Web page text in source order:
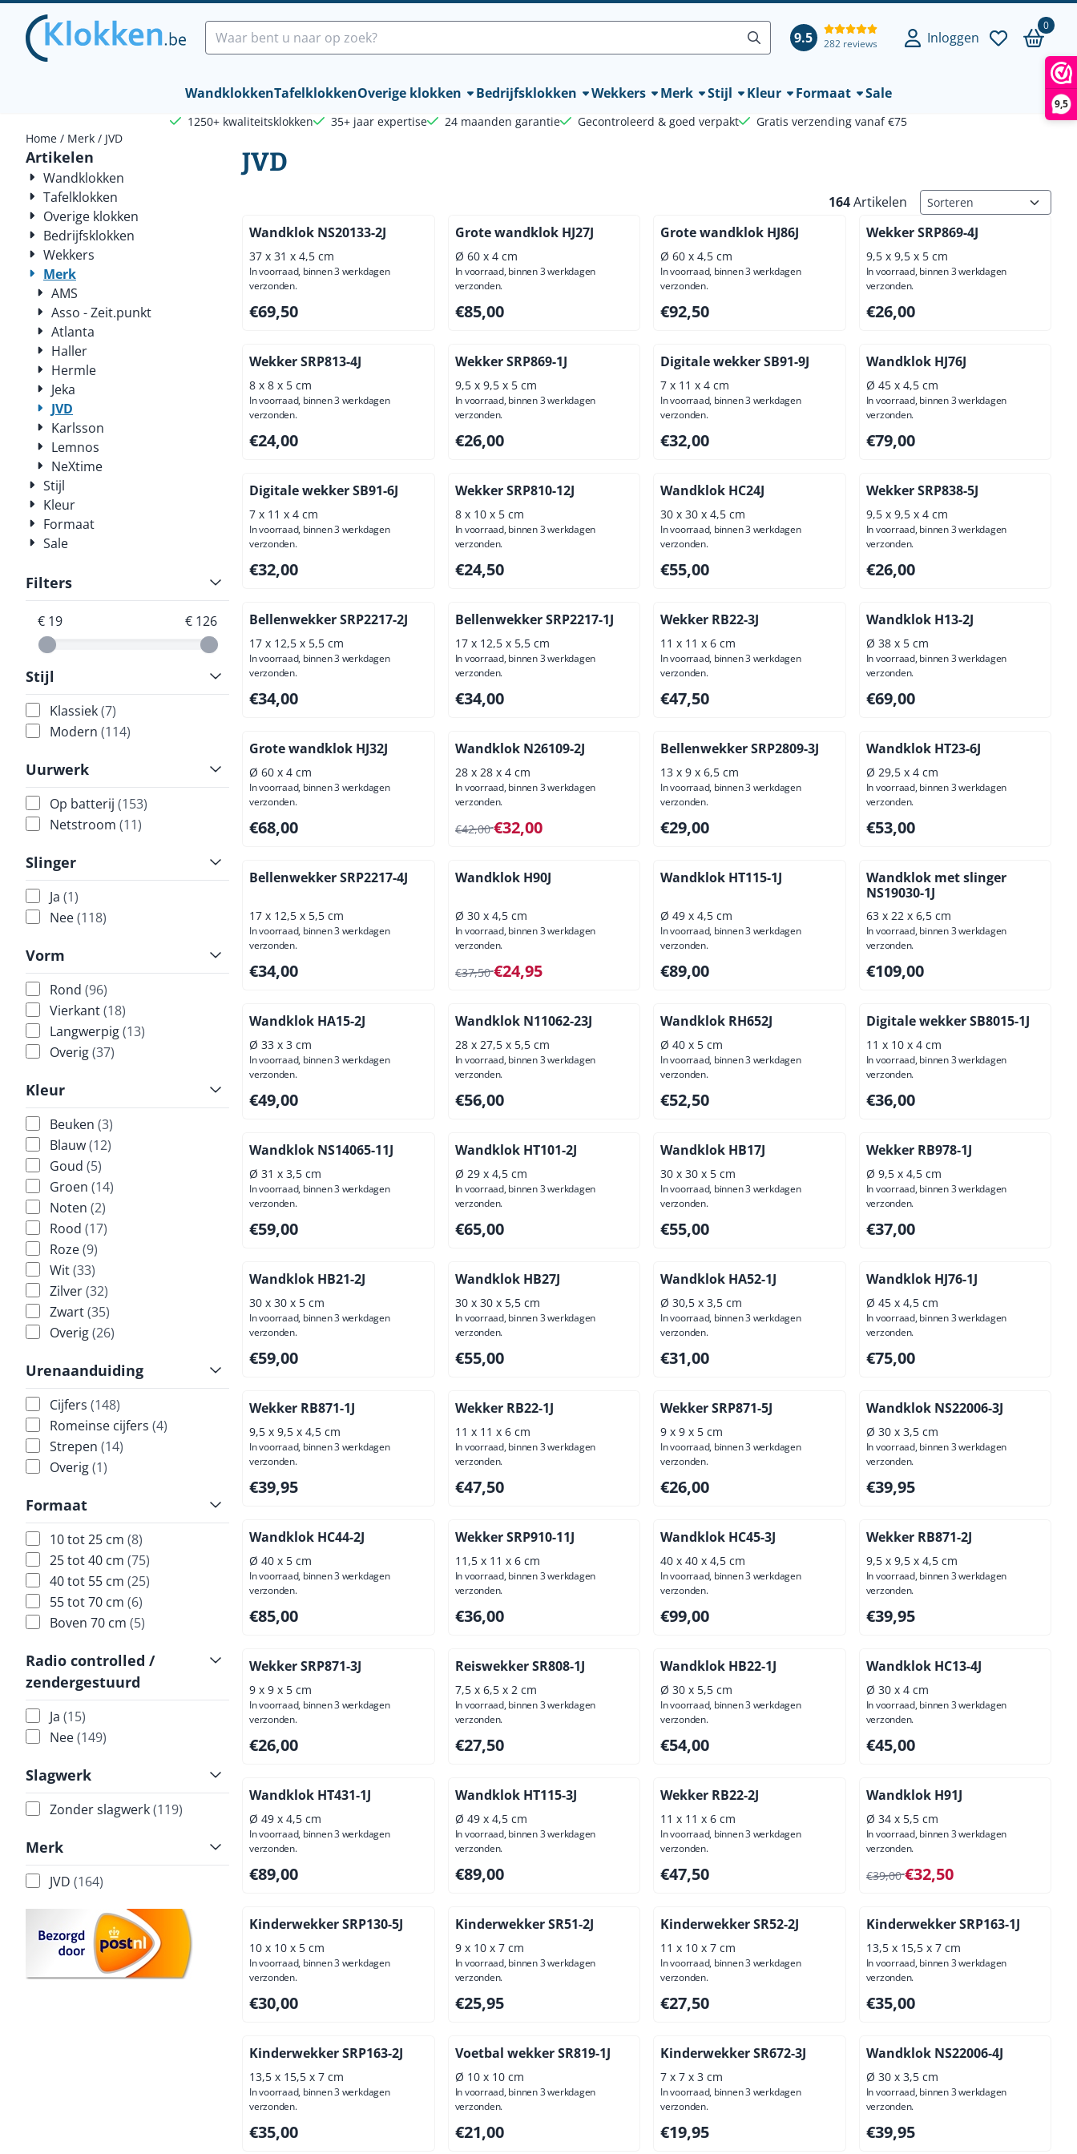
9,5
Cookievoorkeuren zijn beschikbaar. Kies instellingen of sta alle cookies toe.
Zoeken
9.5 282 reviews Inloggen
0
WandklokkenTafelklokkenOverige klokken Bedrijfsklokken Wekkers Merk Stijl Kleur Formaat Sale
1250+ kwaliteitsklokken 35+ jaar expertise 24 maanden garantie Gecontroleerd & goed verpakt
Gratis verzending vanaf €75
Home / Merk / JVD
Artikelen
Wandklokken
Tafelklokken
Overige klokken
Bedrijfsklokken
Wekkers
Merk
AMS
Asso - Zeit.punkt
Atlanta
Haller
Hermle
Jeka
JVD
Karlsson
Lemnos
NeXtime
Stijl
Kleur
Formaat
Sale
Filters
€ 19 € 126
Stijl
Klassiek(7)
Modern (114)
Uurwerk
Op batterij (153)
Netstroom (11)
Slinger
Ja (1)
Nee(118)
Vorm
Rond (96)
Vierkant(18)
Langwerpig(13)
Overig(37)
Kleur
Beuken (3)
Blauw(12)
Goud (5)
Groen (14)
Noten (2)
Rood (17)
Roze(9)
Wit(33)
Zilver(32)
Zwart(35)
Overig(26)
Urenaanduiding
Cijfers (148)
Romeinse cijfers (4)
Strepen (14)
Overig(1)
Formaat
10 tot 25 cm (8)
25 tot 40 cm (75)
40 tot 55 cm (25)
55 tot 70 cm (6)
Boven 70 cm (5)
Radio controlled /
zendergestuurd
Ja (15)
Nee(149)
Slagwerk
Zonder slagwerk(119)
Merk
JVD (164)
JVD
164Artikelen
Sorteermethode
Wandklok NS20133-2J
37 x 31 x 4,5 cm
In voorraad, binnen 3 werkdagen
verzonden.
Prijs: 69,50, exclusief btw: 57,44
€69,50
Grote wandklok HJ27J
Ø 60 x 4 cm
In voorraad, binnen 3 werkdagen
verzonden.
Prijs: 85,00, exclusief btw: 70,25
€85,00
Grote wandklok HJ86J
Ø 60 x 4,5 cm
In voorraad, binnen 3 werkdagen
verzonden.
Prijs: 92,50, exclusief btw: 76,45
€92,50
Wekker SRP869-4J
9,5 x 9,5 x 5 cm
In voorraad, binnen 3 werkdagen
verzonden.
Prijs: 26,00, exclusief btw: 21,49
€26,00
Wekker SRP813-4J
8 x 8 x 5 cm
In voorraad, binnen 3 werkdagen
verzonden.
Prijs: 24,00, exclusief btw: 19,83
€24,00
Wekker SRP869-1J
9,5 x 9,5 x 5 cm
In voorraad, binnen 3 werkdagen
verzonden.
Prijs: 26,00, exclusief btw: 21,49
€26,00
Digitale wekker SB91-9J
7 x 11 x 4 cm
In voorraad, binnen 3 werkdagen
verzonden.
Prijs: 32,00, exclusief btw: 26,45
€32,00
Wandklok HJ76J
Ø 45 x 4,5 cm
In voorraad, binnen 3 werkdagen
verzonden.
Prijs: 79,00, exclusief btw: 65,29
€79,00
Digitale wekker SB91-6J
7 x 11 x 4 cm
In voorraad, binnen 3 werkdagen
verzonden.
Prijs: 32,00, exclusief btw: 26,45
€32,00
Wekker SRP810-12J
8 x 10 x 5 cm
In voorraad, binnen 3 werkdagen
verzonden.
Prijs: 24,50, exclusief btw: 20,25
€24,50
Wandklok HC24J
30 x 30 x 4,5 cm
In voorraad, binnen 3 werkdagen
verzonden.
Prijs: 55,00, exclusief btw: 45,45
€55,00
Wekker SRP838-5J
9,5 x 9,5 x 4 cm
In voorraad, binnen 3 werkdagen
verzonden.
Prijs: 26,00, exclusief btw: 21,49
€26,00
Bellenwekker SRP2217-2J
17 x 12,5 x 5,5 cm
In voorraad, binnen 3 werkdagen
verzonden.
Prijs: 34,00, exclusief btw: 28,10
€34,00
Bellenwekker SRP2217-1J
17 x 12,5 x 5,5 cm
In voorraad, binnen 3 werkdagen
verzonden.
Prijs: 34,00, exclusief btw: 28,10
€34,00
Wekker RB22-3J
11 x 11 x 6 cm
In voorraad, binnen 3 werkdagen
verzonden.
Prijs: 47,50, exclusief btw: 39,26
€47,50
Wandklok H13-2J
Ø 38 x 5 cm
In voorraad, binnen 3 werkdagen
verzonden.
Prijs: 69,00, exclusief btw: 57,02
€69,00
Grote wandklok HJ32J
Ø 60 x 4 cm
In voorraad, binnen 3 werkdagen
verzonden.
Prijs: 68,00, exclusief btw: 56,20
€68,00
Wandklok N26109-2J
28 x 28 x 4 cm
In voorraad, binnen 3 werkdagen
verzonden.
Van 42,00 voor 32,00, exclusief btw: 26,45
€42,00€32,00
Bellenwekker SRP2809-3J
13 x 9 x 6,5 cm
In voorraad, binnen 3 werkdagen
verzonden.
Prijs: 29,00, exclusief btw: 23,97
€29,00
Wandklok HT23-6J
Ø 29,5 x 4 cm
In voorraad, binnen 3 werkdagen
verzonden.
Prijs: 53,00, exclusief btw: 43,80
€53,00
Bellenwekker SRP2217-4J
17 x 12,5 x 5,5 cm
In voorraad, binnen 3 werkdagen
verzonden.
Prijs: 34,00, exclusief btw: 28,10
€34,00
Wandklok H90J
Ø 30 x 4,5 cm
In voorraad, binnen 3 werkdagen
verzonden.
Van 37,50 voor 24,95, exclusief btw: 20,62
€37,50€24,95
Wandklok HT115-1J
Ø 49 x 4,5 cm
In voorraad, binnen 3 werkdagen
verzonden.
Prijs: 89,00, exclusief btw: 73,55
€89,00
Wandklok met slinger
NS19030-1J
63 x 22 x 6,5 cm
In voorraad, binnen 3 werkdagen
verzonden.
Prijs: 109,00, exclusief btw: 90,08
€109,00
Wandklok HA15-2J
Ø 33 x 3 cm
In voorraad, binnen 3 werkdagen
verzonden.
Prijs: 49,00, exclusief btw: 40,50
€49,00
Wandklok N11062-23J
28 x 27,5 x 5,5 cm
In voorraad, binnen 3 werkdagen
verzonden.
Prijs: 56,00, exclusief btw: 46,28
€56,00
Wandklok RH652J
Ø 40 x 5 cm
In voorraad, binnen 3 werkdagen
verzonden.
Prijs: 52,50, exclusief btw: 43,39
€52,50
Digitale wekker SB8015-1J
11 x 10 x 4 cm
In voorraad, binnen 3 werkdagen
verzonden.
Prijs: 36,00, exclusief btw: 29,75
€36,00
Wandklok NS14065-11J
Ø 31 x 3,5 cm
In voorraad, binnen 3 werkdagen
verzonden.
Prijs: 59,00, exclusief btw: 48,76
€59,00
Wandklok HT101-2J
Ø 29 x 4,5 cm
In voorraad, binnen 3 werkdagen
verzonden.
Prijs: 65,00, exclusief btw: 53,72
€65,00
Wandklok HB17J
30 x 30 x 5 cm
In voorraad, binnen 3 werkdagen
verzonden.
Prijs: 55,00, exclusief btw: 45,45
€55,00
Wekker RB978-1J
Ø 9,5 x 4,5 cm
In voorraad, binnen 3 werkdagen
verzonden.
Prijs: 37,00, exclusief btw: 30,58
€37,00
Wandklok HB21-2J
30 x 30 x 5 cm
In voorraad, binnen 3 werkdagen
verzonden.
Prijs: 59,00, exclusief btw: 48,76
€59,00
Wandklok HB27J
30 x 30 x 5,5 cm
In voorraad, binnen 3 werkdagen
verzonden.
Prijs: 55,00, exclusief btw: 45,45
€55,00
Wandklok HA52-1J
Ø 30,5 x 3,5 cm
In voorraad, binnen 3 werkdagen
verzonden.
Prijs: 31,00, exclusief btw: 25,62
€31,00
Wandklok HJ76-1J
Ø 45 x 4,5 cm
In voorraad, binnen 3 werkdagen
verzonden.
Prijs: 75,00, exclusief btw: 61,98
€75,00
Wekker RB871-1J
9,5 x 9,5 x 4,5 cm
In voorraad, binnen 3 werkdagen
verzonden.
Prijs: 39,95, exclusief btw: 33,02
€39,95
Wekker RB22-1J
11 x 11 x 6 cm
In voorraad, binnen 3 werkdagen
verzonden.
Prijs: 47,50, exclusief btw: 39,26
€47,50
Wekker SRP871-5J
9 x 9 x 5 cm
In voorraad, binnen 3 werkdagen
verzonden.
Prijs: 26,00, exclusief btw: 21,49
€26,00
Wandklok NS22006-3J
Ø 30 x 3,5 cm
In voorraad, binnen 3 werkdagen
verzonden.
Prijs: 39,95, exclusief btw: 33,02
€39,95
Wandklok HC44-2J
Ø 40 x 5 cm
In voorraad, binnen 3 werkdagen
verzonden.
Prijs: 85,00, exclusief btw: 70,25
€85,00
Wekker SRP910-11J
11,5 x 11 x 6 cm
In voorraad, binnen 3 werkdagen
verzonden.
Prijs: 36,00, exclusief btw: 29,75
€36,00
Wandklok HC45-3J
40 x 40 x 4,5 cm
In voorraad, binnen 3 werkdagen
verzonden.
Prijs: 99,00, exclusief btw: 81,82
€99,00
Wekker RB871-2J
9,5 x 9,5 x 4,5 cm
In voorraad, binnen 3 werkdagen
verzonden.
Prijs: 39,95, exclusief btw: 33,02
€39,95
Wekker SRP871-3J
9 x 9 x 5 cm
In voorraad, binnen 3 werkdagen
verzonden.
Prijs: 26,00, exclusief btw: 21,49
€26,00
Reiswekker SR808-1J
7,5 x 6,5 x 2 cm
In voorraad, binnen 3 werkdagen
verzonden.
Prijs: 27,50, exclusief btw: 22,73
€27,50
Wandklok HB22-1J
Ø 30 x 5,5 cm
In voorraad, binnen 3 werkdagen
verzonden.
Prijs: 54,00, exclusief btw: 44,63
€54,00
Wandklok HC13-4J
Ø 30 x 4 cm
In voorraad, binnen 3 werkdagen
verzonden.
Prijs: 45,00, exclusief btw: 37,19
€45,00
Wandklok HT431-1J
Ø 49 x 4,5 cm
In voorraad, binnen 3 werkdagen
verzonden.
Prijs: 89,00, exclusief btw: 73,55
€89,00
Wandklok HT115-3J
Ø 49 x 4,5 cm
In voorraad, binnen 3 werkdagen
verzonden.
Prijs: 89,00, exclusief btw: 73,55
€89,00
Wekker RB22-2J
11 x 11 x 6 cm
In voorraad, binnen 3 werkdagen
verzonden.
Prijs: 47,50, exclusief btw: 39,26
€47,50
Wandklok H91J
Ø 34 x 5,5 cm
In voorraad, binnen 3 werkdagen
verzonden.
Van 39,00 voor 32,50, exclusief
€39,00€32,50
Kinderwekker SRP130-5J
10 x 10 x 5 cm
In voorraad, binnen 3 werkdagen
verzonden.
Prijs: 30,00, exclusief btw: 24,79
€30,00
Kinderwekker SR51-2J
9 x 10 x 7 cm
In voorraad, binnen 3 werkdagen
verzonden.
Prijs: 25,95, exclusief btw: 21,45
€25,95
Kinderwekker SR52-2J
11 x 10 x 7 cm
In voorraad, binnen 3 werkdagen
verzonden.
Prijs: 27,50, exclusief btw: 22,73
€27,50
Kinderwekker SRP163-1J
13,5 x 15,5 x 7 cm
In voorraad, binnen 3 werkdagen
verzonden.
Prijs: 35,00, exclusief btw: 28,93
€35,00
Kinderwekker SRP163-2J
13,5 x 15,5 x 7 cm
In voorraad, binnen 3 werkdagen
verzonden.
Prijs: 35,00, exclusief btw: 28,93
€35,00
Voetbal wekker SR819-1J
Ø 10 x 10 cm
In voorraad, binnen 3 werkdagen
verzonden.
Prijs: 21,00, exclusief btw: 17,36
€21,00
Kinderwekker SR672-3J
7 x 7 x 3 cm
In voorraad, binnen 3 werkdagen
verzonden.
Prijs: 19,95, exclusief btw: 16,49
€19,95
Wandklok NS22006-4J
Ø 30 x 3,5 cm
In voorraad, binnen 3 werkdagen
verzonden.
Prijs: 39,95, exclusief btw: 33,02
€39,95